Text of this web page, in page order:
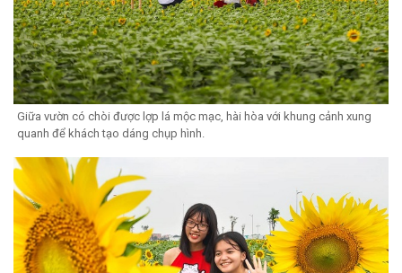
Giữa vườn có chòi được lợp lá mộc mạc, hài hòa với khung cảnh xung
quanh để khách tạo dáng chụp hình.